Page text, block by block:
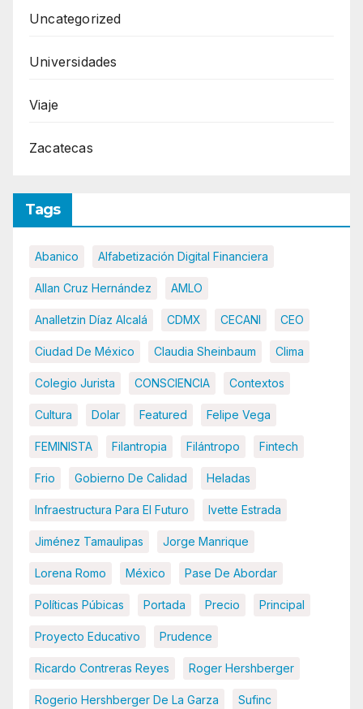
Uncategorized
Universidades
Viaje
Zacatecas
Tags
Abanico Alfabetización Digital Financiera
Allan Cruz Hernández AMLO
Analletzin Díaz Alcalá CDMX CECANI CEO
Ciudad De México Claudia Sheinbaum Clima
Colegio Jurista CONSCIENCIA Contextos
Cultura Dolar Featured Felipe Vega
FEMINISTA Filantropia Filántropo Fintech
Frio Gobierno De Calidad Heladas
Infraestructura Para El Futuro Ivette Estrada
Jiménez Tamaulipas Jorge Manrique
Lorena Romo México Pase De Abordar
Políticas Púbicas Portada Precio Principal
Proyecto Educativo Prudence
Ricardo Contreras Reyes Roger Hershberger
Rogerio Hershberger De La Garza Sufinc